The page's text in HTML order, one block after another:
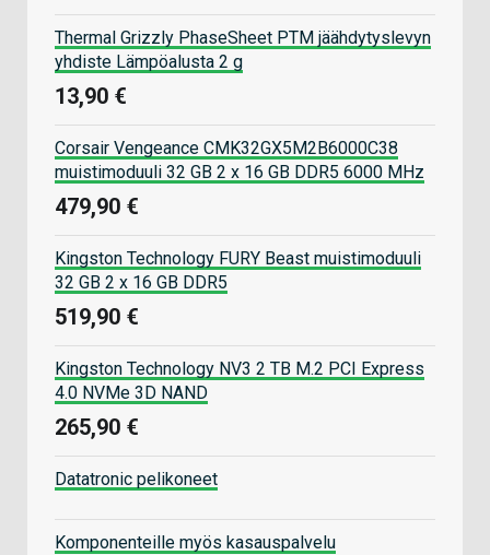
Thermal Grizzly PhaseSheet PTM jäähdytyslevyn
yhdiste Lämpöalusta 2 g
13,90 €
Corsair Vengeance CMK32GX5M2B6000C38
muistimoduuli 32 GB 2 x 16 GB DDR5 6000 MHz
479,90 €
Kingston Technology FURY Beast muistimoduuli
32 GB 2 x 16 GB DDR5
519,90 €
Kingston Technology NV3 2 TB M.2 PCI Express
4.0 NVMe 3D NAND
265,90 €
Datatronic pelikoneet
Komponenteille myös kasauspalvelu